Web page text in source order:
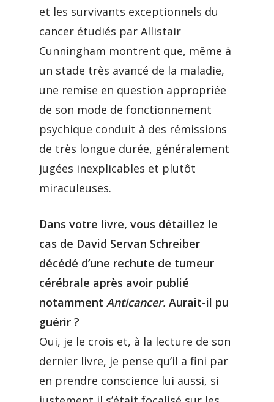
et les survivants exceptionnels du
cancer étudiés par Allistair
Cunningham montrent que, même à
un stade très avancé de la maladie,
une remise en question appropriée
de son mode de fonctionnement
psychique conduit à des rémissions
de très longue durée, généralement
jugées inexplicables et plutôt
miraculeuses.
Dans votre livre, vous détaillez le
cas de David Servan Schreiber
décédé d’une rechute de tumeur
cérébrale après avoir publié
notamment Anticancer. Aurait-il pu
guérir ?
Oui, je le crois et, à la lecture de son
dernier livre, je pense qu’il a fini par
en prendre conscience lui aussi, si